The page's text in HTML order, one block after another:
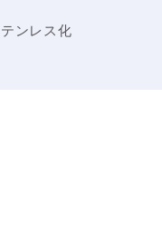
ンレス化